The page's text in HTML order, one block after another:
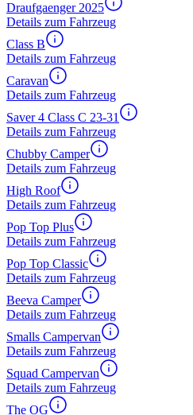
Draufgaenger 2025
Details zum Fahrzeug
Class B
Details zum Fahrzeug
Caravan
Details zum Fahrzeug
Saver 4 Class C 23-31
Details zum Fahrzeug
Chubby Camper
Details zum Fahrzeug
High Roof
Details zum Fahrzeug
Pop Top Plus
Details zum Fahrzeug
Pop Top Classic
Details zum Fahrzeug
Beeva Camper
Details zum Fahrzeug
Smalls Campervan
Details zum Fahrzeug
Squad Campervan
Details zum Fahrzeug
The OG